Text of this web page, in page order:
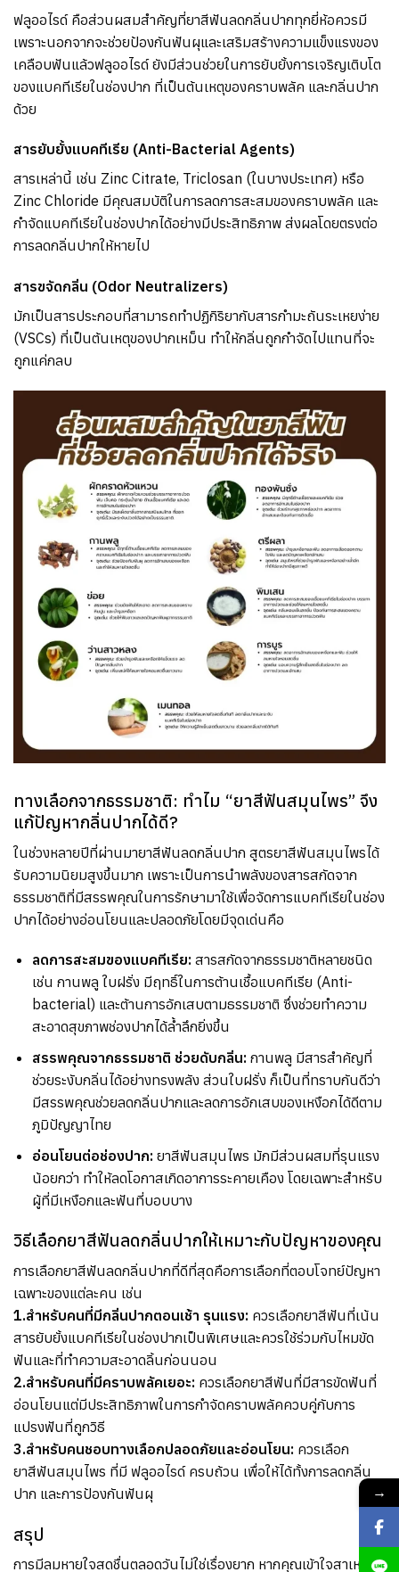
ฟลูออไรด์ คือส่วนผสมสำคัญที่ยาสีฟันลดกลิ่นปากทุกยี่ห้อควรมี
เพราะนอกจากจะช่วยป้องกันฟันผุและเสริมสร้างความแข็งแรงของ
เคลือบฟันแล้วฟลูออไรด์ ยังมีส่วนช่วยในการยับยั้งการเจริญเติบโต
ของแบคทีเรียในช่องปาก ที่เป็นต้นเหตุของคราบพลัค และกลิ่นปาก
ด้วย
สารยับยั้งแบคทีเรีย (Anti-Bacterial Agents)
สารเหล่านี้ เช่น Zinc Citrate, Triclosan (ในบางประเทศ) หรือ
Zinc Chloride มีคุณสมบัติในการลดการสะสมของคราบพลัค และ
กำจัดแบคทีเรียในช่องปากได้อย่างมีประสิทธิภาพ ส่งผลโดยตรงต่อ
การลดกลิ่นปากให้หายไป
สารขจัดกลิ่น (Odor Neutralizers)
มักเป็นสารประกอบที่สามารถทำปฏิกิริยากับสารกำมะถันระเหยง่าย
(VSCs) ที่เป็นต้นเหตุของปากเหม็น ทำให้กลิ่นถูกกำจัดไปแทนที่จะ
ถูกแค่กลบ
ทางเลือกจากธรรมชาติ: ทำไม “ยาสีฟันสมุนไพร” จึง
แก้ปัญหากลิ่นปากได้ดี?
ในช่วงหลายปีที่ผ่านมายาสีฟันลดกลิ่นปาก สูตรยาสีฟันสมุนไพรได้
รับความนิยมสูงขึ้นมาก เพราะเป็นการนำพลังของสารสกัดจาก
ธรรมชาติที่มีสรรพคุณในการรักษามาใช้เพื่อจัดการแบคทีเรียในช่อง
ปากได้อย่างอ่อนโยนและปลอดภัยโดยมีจุดเด่นคือ
ลดการสะสมของแบคทีเรีย: สารสกัดจากธรรมชาติหลายชนิด
เช่น กานพลู ใบฝรั่ง มีฤทธิ์ในการต้านเชื้อแบคทีเรีย (Anti-
bacterial) และต้านการอักเสบตามธรรมชาติ ซึ่งช่วยทำความ
สะอาดสุขภาพช่องปากได้ล้ำลึกยิ่งขึ้น
สรรพคุณจากธรรมชาติ ช่วยดับกลิ่น: กานพลู มีสารสำคัญที่
ช่วยระงับกลิ่นได้อย่างทรงพลัง ส่วนใบฝรั่ง ก็เป็นที่ทราบกันดีว่า
มีสรรพคุณช่วยลดกลิ่นปากและลดการอักเสบของเหงือกได้ดีตาม
ภูมิปัญญาไทย
อ่อนโยนต่อช่องปาก: ยาสีฟันสมุนไพร มักมีส่วนผสมที่รุนแรง
น้อยกว่า ทำให้ลดโอกาสเกิดอาการระคายเคือง โดยเฉพาะสำหรับ
ผู้ที่มีเหงือกและฟันที่บอบบาง
วิธีเลือกยาสีฟันลดกลิ่นปากให้เหมาะกับปัญหาของคุณ
การเลือกยาสีฟันลดกลิ่นปากที่ดีที่สุดคือการเลือกที่ตอบโจทย์ปัญหา
เฉพาะของแต่ละคน เช่น
1.สำหรับคนที่มีกลิ่นปากตอนเช้า รุนแรง: ควรเลือกยาสีฟันที่เน้น
สารยับยั้งแบคทีเรียในช่องปากเป็นพิเศษและควรใช้ร่วมกับไหมขัด
ฟันและที่ทำความสะอาดลิ้นก่อนนอน
2.สำหรับคนที่มีคราบพลัคเยอะ: ควรเลือกยาสีฟันที่มีสารขัดฟันที่
อ่อนโยนแต่มีประสิทธิภาพในการกำจัดคราบพลัคควบคู่กับการ
แปรงฟันที่ถูกวิธี
3.สำหรับคนชอบทางเลือกปลอดภัยและอ่อนโยน: ควรเลือก
ยาสีฟันสมุนไพร ที่มี ฟลูออไรด์ ครบถ้วน เพื่อให้ได้ทั้งการลดกลิ่น
ปาก และการป้องกันฟันผุ
สรุป
การมีลมหายใจสดชื่นตลอดวันไม่ใช่เรื่องยาก หากคุณเข้าใจสาเหตุ
→